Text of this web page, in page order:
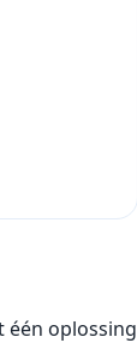
één oplossing